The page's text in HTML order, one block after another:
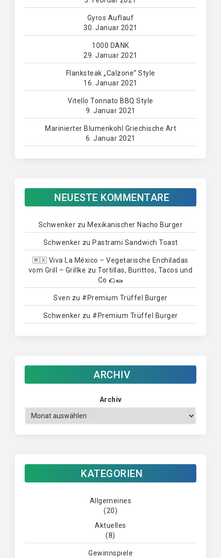
Gyros Auflauf
30. Januar 2021
1000 DANK
29. Januar 2021
Flanksteak „Calzone“ Style
16. Januar 2021
Vitello Tonnato BBQ Style
9. Januar 2021
Marinierter Blumenkohl Griechische Art
6. Januar 2021
NEUESTE KOMMENTARE
Schwenker zu Mexikanischer Nacho Burger
Schwenker zu Pastrami Sandwich Toast
🇲🇽 Viva La México – Vegetarische Enchiladas
vom Grill – Grillke zuTortillas, Burittos, Tacos und
Co 🌮🌯
Sven zu #Premium Trüffel Burger
Schwenker zu #Premium Trüffel Burger
ARCHIV
Archiv
KATEGORIEN
Allgemeines
(20)
Aktuelles
(8)
Gewinnspiele